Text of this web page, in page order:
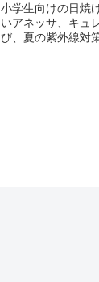
小学生向けの日焼
いアネッサ、キュ
び、夏の紫外線対